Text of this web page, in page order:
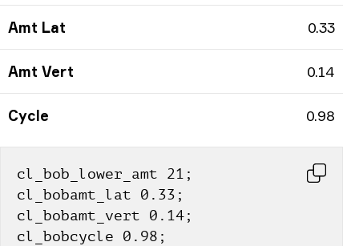
Amt Lat 0.33
Amt Vert 0.14
Cycle 0.98
cl_bob_lower_amt 21;
cl_bobamt_lat 0.33;
cl_bobamt_vert 0.14;
cl_bobcycle 0.98;